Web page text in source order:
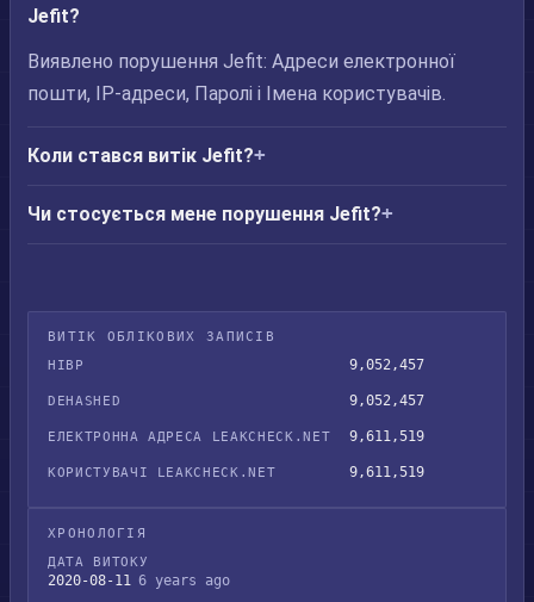
Jefit?
Виявлено порушення Jefit: Адреси електронної
пошти, IP-адреси, Паролі і Імена користувачів.
Коли стався витік Jefit?
Чи стосується мене порушення Jefit?
ВИТІК ОБЛІКОВИХ ЗАПИСІВ
HIBP
9,052,457
DEHASHED 9,052,457
ЕЛЕКТРОННА АДРЕСА LEAKCHECK.NET 9,611,519
КОРИСТУВАЧІ LEAKCHECK.NET 9,611,519
ХРОНОЛОГІЯ
ДАТА ВИТОКУ
2020-08-11 6 years ago